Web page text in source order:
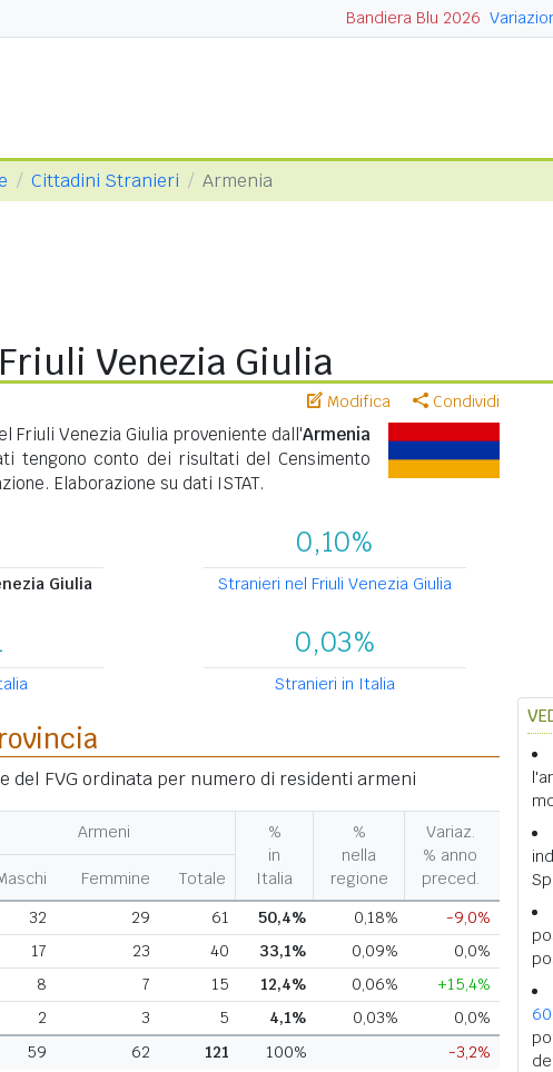
Bandiera Blu 2026
Cittadini Stranieri Armenia
Venezia Giulia
Modifica Condividi
Friuli Venezia Giulia proveniente dall'Armenia
tengono conto dei risultati del Censimento
Elaborazione su dati ISTAT.
Giulia
0,10%
Stranieri nel Friuli Venezia Giulia
0,03%
Stranieri in Italia
del FVG ordinata per numero di residenti armeni
Armeni
%
in
Italia
%
nella
regione
Variaz.
% anno
preced.
Femmine Totale
32 29 61 50,4% 0,18% -9,0%
17 23 40 33,1% 0,09% 0,0%
8 7 15 12,4% 0,06% +15,4%
2 3 5 4,1% 0,03%
0,0%
59 62 121 100% -3,2%